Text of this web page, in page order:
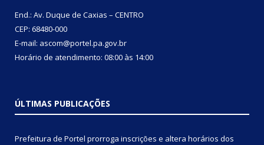
End.: Av. Duque de Caxias – CENTRO
CEP: 68480-000
E-mail: ascom@portel.pa.gov.br
Horário de atendimento: 08:00 às 14:00
ÚLTIMAS PUBLICAÇÕES
Prefeitura de Portel prorroga inscrições e altera horários dos